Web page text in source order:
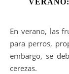
En verano, las frutas como sandía y manzana son ideales
para perros,
embargo, se
cerezas.